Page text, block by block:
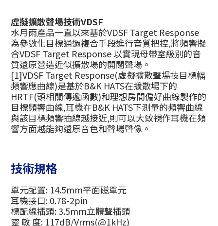
虛擬擴散聲場技術VDSF
水月雨產品一直以來基於VDSF Target Response
為參數化目標通過複合手段進行音質把控,將頻響擬
合VDSF Target Response 以實現母帶室級別的音
質還原營造近似擴散場的開闊聲場。
[1]VDSF Target Response(虛擬擴散聲場技目標幅
頻響應曲線)是基於B&K HATS在擴散場下的
HRTF(頭相關傳遞函數)和理想房間偏好曲線製作的
目標頻響曲線,耳機在B&K HATS下測量的頻響曲線
與該目標頻響抽線越接近,則可以大致視作耳機在頻
響方面越能夠還原音色和聲場聲像。
技術規格
單元配置: 14.5mm平面磁單元
耳機接口: 0.78-2pin
標配線插頭: 3.5mm立體聲插頭
靈 敏 度: 117dB/Vrms(@1kHz)